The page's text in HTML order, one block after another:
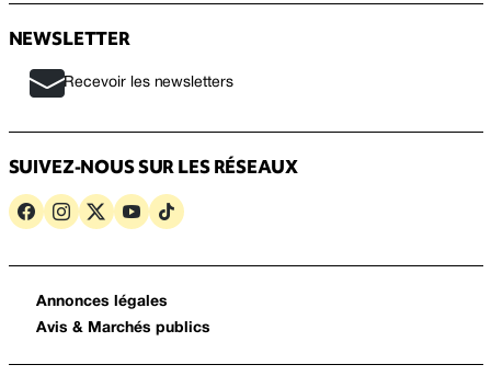
NEWSLETTER
Recevoir les newsletters
SUIVEZ-NOUS SUR LES RÉSEAUX
Annonces légales
Avis & Marchés publics